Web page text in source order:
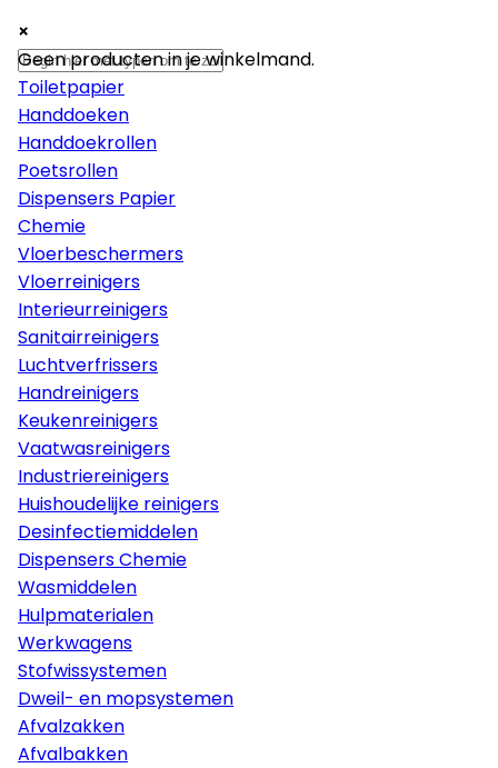
×
Papier
Toiletpapier
Handdoeken
Handdoekrollen
Poetsrollen
Dispensers Papier
Chemie
Vloerbeschermers
Vloerreinigers
Interieurreinigers
Sanitairreinigers
Luchtverfrissers
Handreinigers
Keukenreinigers
Vaatwasreinigers
Industriereinigers
Huishoudelijke reinigers
Desinfectiemiddelen
Dispensers Chemie
Wasmiddelen
Hulpmaterialen
Werkwagens
Stofwissystemen
Dweil- en mopsystemen
Afvalzakken
Afvalbakken
×
×
Geen producten in je winkelmand.